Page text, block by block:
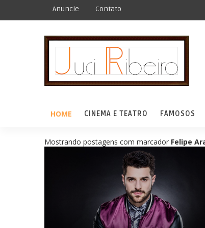
Anuncie Contato
HOME CINEMA E TEATRO FAMOSOS
Mostrando postagens com marcador Felipe